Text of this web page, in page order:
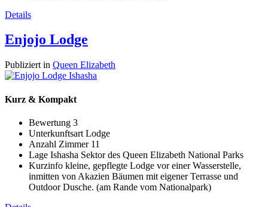
Details
Enjojo Lodge
Publiziert in Queen Elizabeth
Kurz & Kompakt
Bewertung 3
Unterkunftsart Lodge
Anzahl Zimmer 11
Lage Ishasha Sektor des Queen Elizabeth National Parks
Kurzinfo kleine, gepflegte Lodge vor einer Wasserstelle,
inmitten von Akazien Bäumen mit eigener Terrasse und
Outdoor Dusche. (am Rande vom Nationalpark)